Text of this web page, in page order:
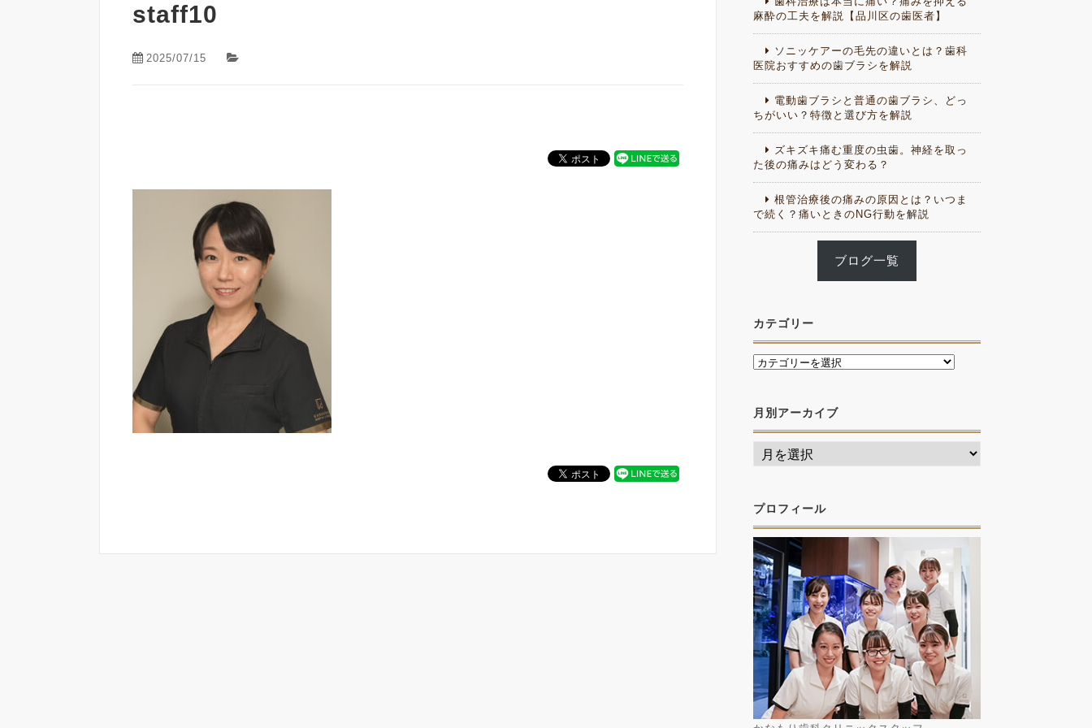
staff10
2025/07/15
麻酔の工夫を解説【品川区の歯医者】
ソニッケアーの毛先の違いとは？歯科
医院おすすめの歯ブラシを解説
電動歯ブラシと普通の歯ブラシ、どっ
ちがいい？特徴と選び方を解説
ズキズキ痛む重度の虫歯。神経を取っ
た後の痛みはどう変わる？
根管治療後の痛みの原因とは？いつま
で続く？痛いときのNG行動を解説
ブログ一覧
カテゴリー
月別アーカイブ
プロフィール